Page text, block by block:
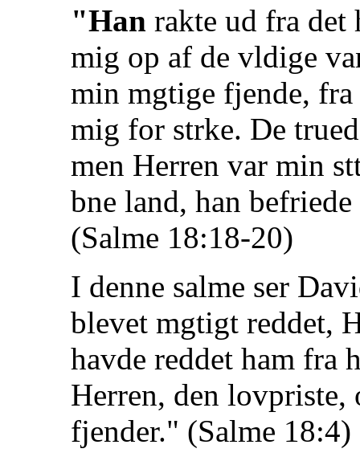
"Han rakte ud fra det
mig op af de vldige
min mgtige fjende, fra
mig for strke. De
men Herren var min
bne land, han
(Salme 18:18-20)
I denne salme ser
blevet mgtigt reddet,
havde reddet ham fra
Herren, den
fjender." (Salme 18:4)